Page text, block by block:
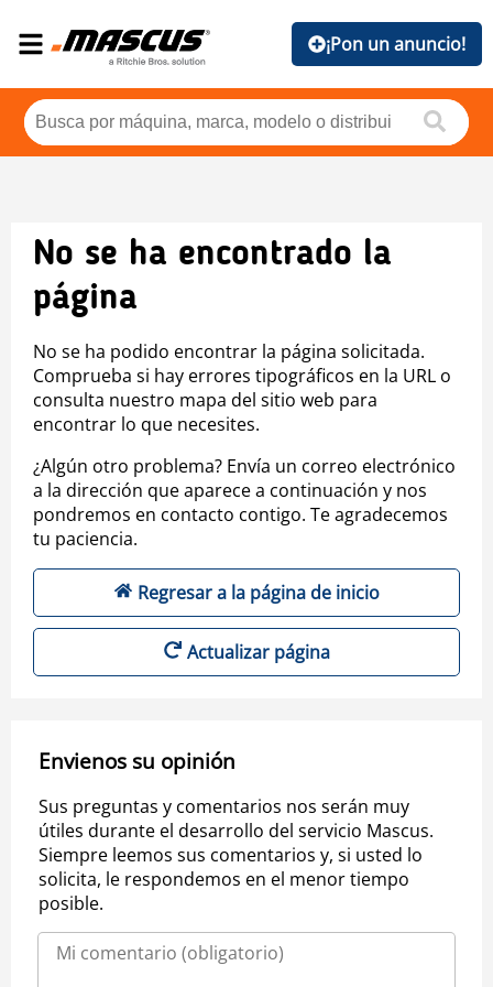
¡Pon un anuncio!
No se ha encontrado la
página
No se ha podido encontrar la página solicitada.
Comprueba si hay errores tipográficos en la URL o
consulta nuestro mapa del sitio web para
encontrar lo que necesites.
¿Algún otro problema? Envía un correo electrónico
a la dirección que aparece a continuación y nos
pondremos en contacto contigo. Te agradecemos
tu paciencia.
Regresar a la página de inicio
Actualizar página
Envienos su opinión
Sus preguntas y comentarios nos serán muy
útiles durante el desarrollo del servicio Mascus.
Siempre leemos sus comentarios y, si usted lo
solicita, le respondemos en el menor tiempo
posible.